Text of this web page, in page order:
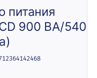
питания
900 ВА/540